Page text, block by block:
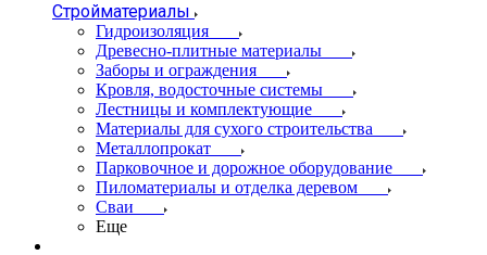
Стройматериалы
Гидроизоляция
Древесно-плитные материалы
Заборы и ограждения
Кровля, водосточные системы
Лестницы и комплектующие
Материалы для сухого строительства
Металлопрокат
Парковочное и дорожное оборудование
Пиломатериалы и отделка деревом
Сваи
Еще